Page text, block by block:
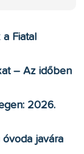
Fiatal
– Az időben
2026.
javára